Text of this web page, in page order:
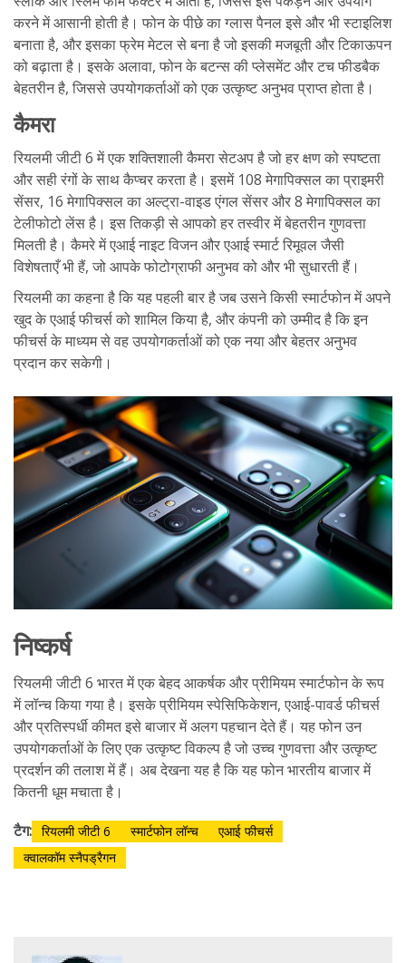
करने में आसानी होती है। फोन के पीछे का ग्लास पैनल इसे और भी स्टाइलिश
बनाता है, और इसका फ्रेम मेटल से बना है जो इसकी मजबूती और टिकाऊपन
को बढ़ाता है। इसके अलावा, फोन के बटन्स की प्लेसमेंट और टच फीडबैक
बेहतरीन है, जिससे उपयोगकर्ताओं को एक उत्कृष्ट अनुभव प्राप्त होता है।
कैमरा
रियलमी जीटी 6 में एक शक्तिशाली कैमरा सेटअप है जो हर क्षण को स्पष्टता
और सही रंगों के साथ कैप्चर करता है। इसमें 108 मेगापिक्सल का प्राइमरी
सेंसर, 16 मेगापिक्सल का अल्ट्रा-वाइड एंगल सेंसर और 8 मेगापिक्सल का
टेलीफोटो लेंस है। इस तिकड़ी से आपको हर तस्वीर में बेहतरीन गुणवत्ता
मिलती है। कैमरे में एआई नाइट विजन और एआई स्मार्ट रिमूवल जैसी
विशेषताएँ भी हैं, जो आपके फोटोग्राफी अनुभव को और भी सुधारती हैं।
रियलमी का कहना है कि यह पहली बार है जब उसने किसी स्मार्टफोन में अपने
खुद के एआई फीचर्स को शामिल किया है, और कंपनी को उम्मीद है कि इन
फीचर्स के माध्यम से वह उपयोगकर्ताओं को एक नया और बेहतर अनुभव
प्रदान कर सकेगी।
निष्कर्ष
रियलमी जीटी 6 भारत में एक बेहद आकर्षक और प्रीमियम स्मार्टफोन के रूप
में लॉन्च किया गया है। इसके प्रीमियम स्पेसिफिकेशन, एआई-पावर्ड फीचर्स
और प्रतिस्पर्धी कीमत इसे बाजार में अलग पहचान देते हैं। यह फोन उन
उपयोगकर्ताओं के लिए एक उत्कृष्ट विकल्प है जो उच्च गुणवत्ता और उत्कृष्ट
प्रदर्शन की तलाश में हैं। अब देखना यह है कि यह फोन भारतीय बाजार में
कितनी धूम मचाता है।
टैग: रियलमी जीटी 6 स्मार्टफोन लॉन्च
एआई फीचर्स
क्वालकॉम स्नैपड्रैगन